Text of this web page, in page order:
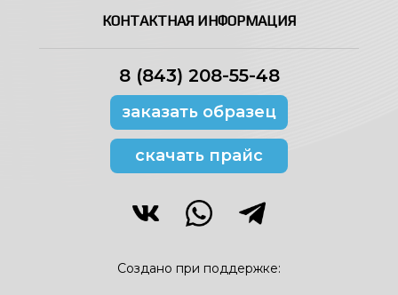
КОНТАКТНАЯ ИНФОРМАЦИЯ
8 (843) 208-55-48
заказать образец
скачать прайс
Создано при поддержке: